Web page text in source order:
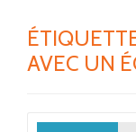
AVEC UN